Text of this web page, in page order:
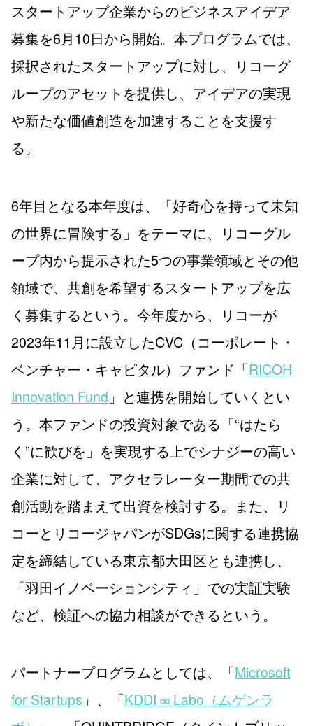
スタートアップ企業からのビジネスアイデア
募集を6月10日から開始。本プログラムでは、
採択されたスタートアップに対し、リコーグ
ループのアセットを提供し、アイデアの実現
や新たな価値創造を加速することを支援す
る。
6年目となる本年度は、「好奇心を持って未知
の世界に冒険する」をテーマに、リコーグル
ープ内から提示された5つの事業領域とその他
領域で、共創を希望するスタートアップを広
く募集するという。今年度から、リコーが
2023年11月に設立したCVC（コーポレート・
ベンチャー・キャピタル）ファンド「RICOH
Innovation Fund 」と連携を開始していくとい
う。本ファンドの投資対象である「“はたら
く”に歓びを」を実現する上でシナジーの高い
企業に対して、アクセラレーター期間での共
創活動を踏まえて出資を検討する。また、リ
コーとリコージャパンがSDGsに関する連携協
定を締結している東京都大田区とも連携し、
「羽田イノベーションシティ」での実証実験
など、検証への協力相談ができるという。
パートナープログラムとしては、「Microsoft
for Startups 」、「KDDI ∞ Labo（ムゲンラ